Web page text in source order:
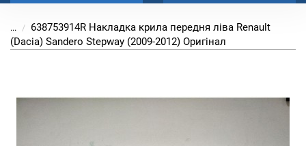
...
638753914R Накладка крила передня ліва Renault
(Dacia) Sandero Stepway (2009-2012) Оригінал